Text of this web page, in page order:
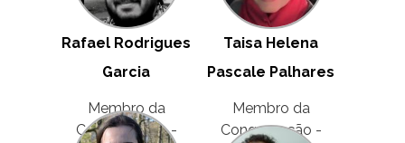
Rafael Rodrigues
Garcia
Membro da
Congregação -
Taisa Helena
Pascale Palhares
Membro da
Congregação -